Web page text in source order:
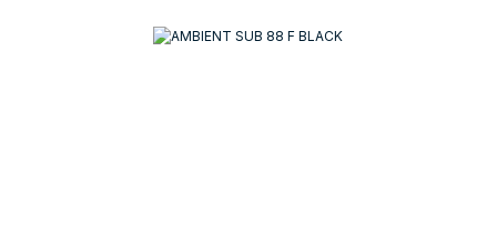
Bildergalerie überspringen